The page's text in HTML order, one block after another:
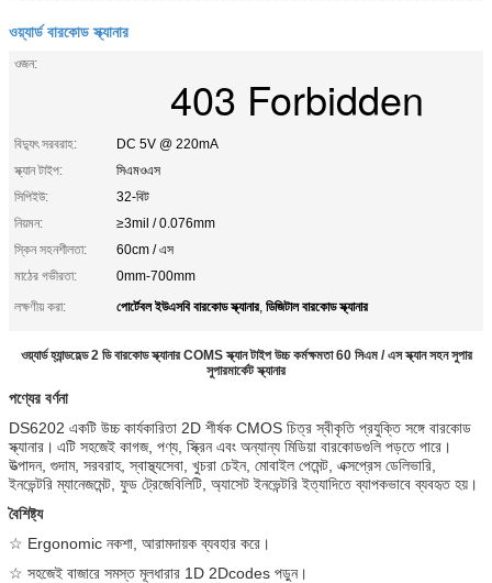
ওয়্যার্ড বারকোড স্ক্যানার
ওজন:
403 Forbidden
বিদ্যুৎ সরবরাহ:
DC 5V @ 220mA
স্ক্যান টাইপ:
সিএমওএস
সিপিইউ:
32-বিট
নিয়মন:
≥3mil / 0.076mm
স্কিন সহনশীলতা:
60cm / এস
মাঠের গভীরতা:
0mm-700mm
লক্ষণীয় করা:
পোর্টেবল ইউএসবি বারকোড স্ক্যানার, ডিজিটাল বারকোড স্ক্যানার
ওয়্যার্ড হ্যান্ডহেল্ড 2 ডি বারকোড স্ক্যানার COMS স্ক্যান টাইপ উচ্চ কর্মক্ষমতা 60 সিএম / এস স্ক্যান সহন সুপার
সুপারমার্কেট স্ক্যানার
পণ্যের বর্ণনা
DS6202 একটি উচ্চ কার্যকারিতা 2D শীর্ষক CMOS চিত্র স্বীকৃতি প্রযুক্তি সঙ্গে বারকোড
স্ক্যানার। এটি সহজেই কাগজ, পণ্য, স্ক্রিন এবং অন্যান্য মিডিয়া বারকোডগুলি পড়তে পারে।
উত্পাদন, গুদাম, সরবরাহ, স্বাস্থ্যসেবা, খুচরা চেইন, মোবাইল পেমেন্ট, এক্সপ্রেস ডেলিভারি,
ইনভেন্টরি ম্যানেজমেন্ট, ফুড ট্রেজেবিলিটি, অ্যাসেট ইনভেন্টরি ইত্যাদিতে ব্যাপকভাবে ব্যবহৃত হয়।
বৈশিষ্ট্য
☆ Ergonomic নকশা, আরামদায়ক ব্যবহার করে।
☆ সহজেই বাজারে সমস্ত মূলধারার 1D 2Dcodes পড়ুন।